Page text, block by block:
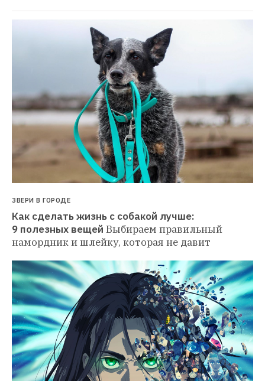
ЗВЕРИ В ГОРОДЕ
Как сделать жизнь с собакой лучше:
9 полезных вещей Выбираем правильный
намордник и шлейку, которая не давит